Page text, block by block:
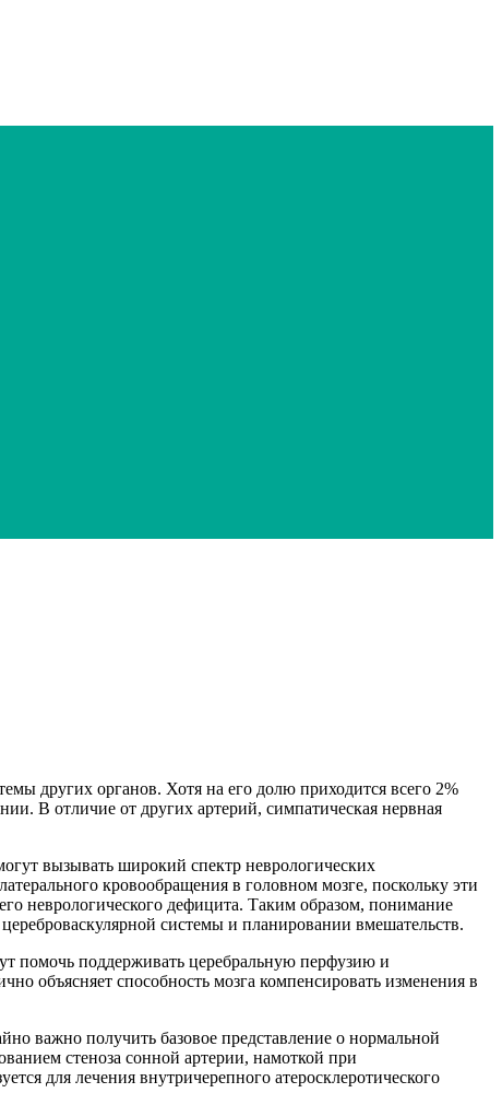
других органов. Хотя на его долю приходится всего 2%
В отличие от других артерий, симпатическая нервная
вызывать широкий спектр неврологических
кровообращения в головном мозге, поскольку эти
неврологического дефицита. Таким образом, понимание
системы и планировании вмешательств.
помочь поддерживать церебральную перфузию и
объясняет способность мозга компенсировать изменения в
важно получить базовое представление о нормальной
стеноза сонной артерии, намоткой при
для лечения внутричерепного атеросклеротического